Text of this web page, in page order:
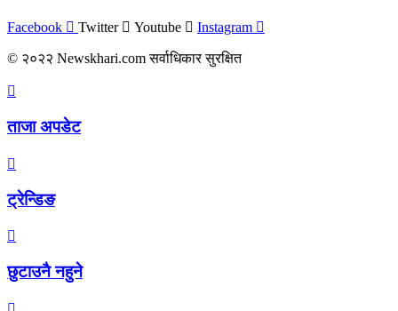
Facebook Twitter Youtube Instagram
© २०२२ Newskhari.com सर्वाधिकार सुरक्षित
ताजा अपडेट
ट्रेन्डिङ
छुटाउनै नहुने